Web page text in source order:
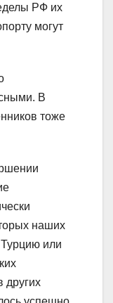
РФ их
могут
В
тоже
наших
или
других